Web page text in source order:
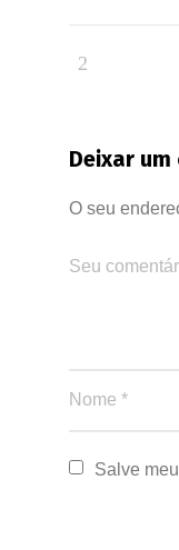
Deixar
O seu
Salve